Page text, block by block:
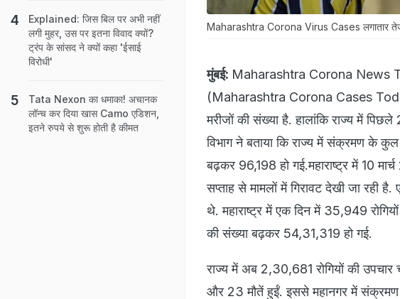
Maharashtra Corona Virus Cases लगातार
मुंबई: Maharashtra Corona News
(Maharashtra Corona Cases
मरीजों की संख्या है. हालांकि राज्य में
विभाग ने बताया कि राज्य में संक्रमण के
बढ़कर 96,198 हो गई.महाराष्ट्र में 10
सप्ताह से मामलों में गिरावट देखी जा रही
थे. महाराष्ट्र में एक दिन में 35,949
की संख्या बढ़कर 54,31,319 हो गई.
राज्य में अब 2,30,681 रोगियों की
और 23 मौतें हुईं. इससे महानगर में
Explained: जिस बिल पर अभी नहीं
लगी मुहर, उस पर इतना विवाद क्यों?
ट्रंप के सांसद ने क्यों कहा 'ईसाई
विरोधी'
Tata Nexon का धमाका! अचानक
लॉन्च कर दिया खास Camo एडिशन,
इतने रुपये से शुरू होती है कीमत